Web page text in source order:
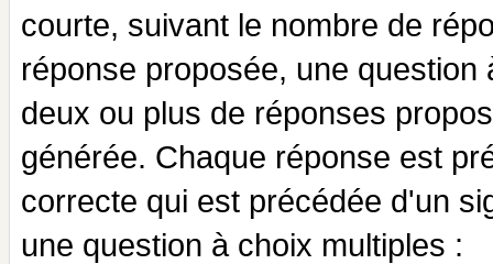
courte, suivant le nombre de
réponse proposée, une
deux ou plus de réponses
générée. Chaque réponse est
correcte qui est précédée d'un
une question à choix multiples :